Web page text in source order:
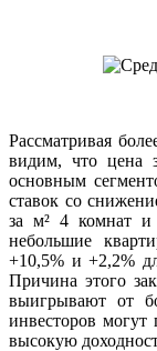
Рассматривая
видим, что цена
основным
ставок со
за м² 4 комнат
небольшие
+10,5% и +2,2%
Причина этого
выигрывают от
инвесторов
высокую